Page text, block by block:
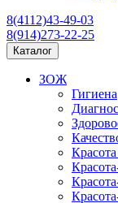
8(4112)43-49-03
8(914)273-22-25
Каталог
ЗОЖ
Гигиена